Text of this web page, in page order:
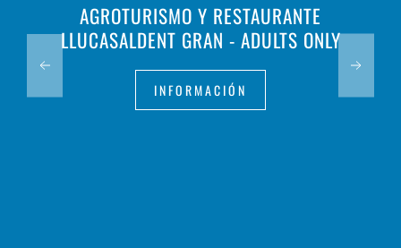
AGROTURISMO Y RESTAURANTE
LLUCASALDENT GRAN - ADULTS ONLY
INFORMACIÓN